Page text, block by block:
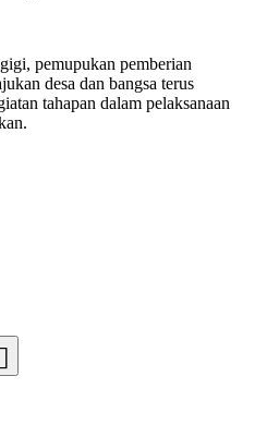
pemupukan pemberian
desa dan bangsa terus
tahapan dalam pelaksanaan